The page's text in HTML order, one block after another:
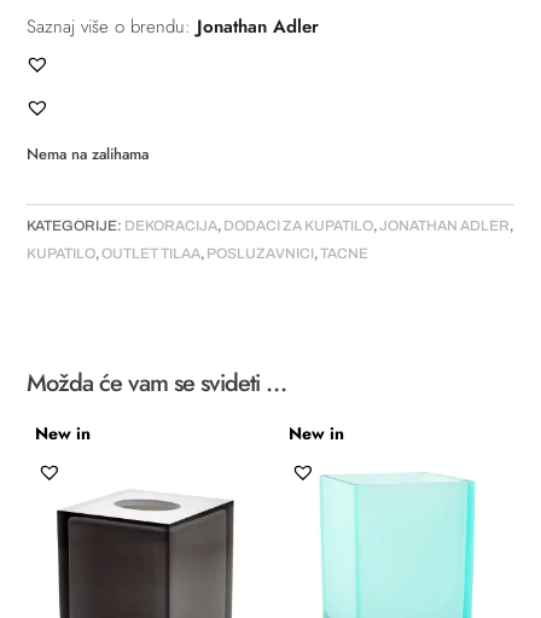
Saznaj više o brendu: Jonathan Adler
Nema na zalihama
KATEGORIJE: DEKORACIJA, DODACI ZA KUPATILO,JONATHAN ADLER,
KUPATILO,OUTLET TILAA, POSLUZAVNICI,TACNE
Možda će vam se svideti …
New in New in